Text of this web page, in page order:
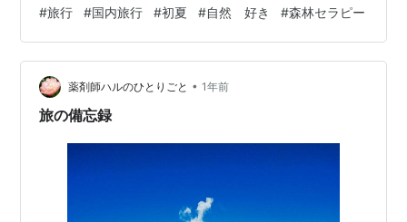
っぷり浴びれます。 上り方向に歩いていくと良いと聞き
ました。 その先には十和田湖へ続きます。 マイナスイオ
ンあふれています ②妙高高原（新潟県妙高市） みなさ
ん、森林セラピーってご存知ですか？ 森の中で過ごすこ
とでリラックス効果があるんです。 登山やトレッキング
#旅行 #国内旅行 #初夏 #自然 好き #森林セラピー
薬剤師ハルのひとりごと • 1年前
旅の備忘録